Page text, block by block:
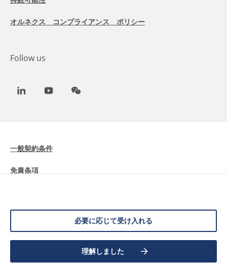
必要に応じて受け入れる
理解しました
オルネクス コンプライアンス ポリシー
Follow us
LinkedInYoutubeWeChat
2026 Allnex Netherlands B.V.
一般契約条件
免責条項
データ保護